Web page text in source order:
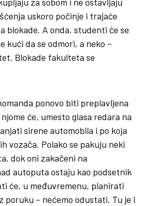
uskoro počinje i trajaće
blokade. A onda, studenti će se
kući da se odmori, a neko –
Blokade fakulteta se
ponovo biti preplavljena
će, umesto glasa redara na
sirene automobila i po koja
vozača. Polako se pakuju neki
dok oni zakačeni na
autoputa ostaju kao podsetnik
će, u međuvremenu, planirati
poruku – nećemo odustati. Tu je i